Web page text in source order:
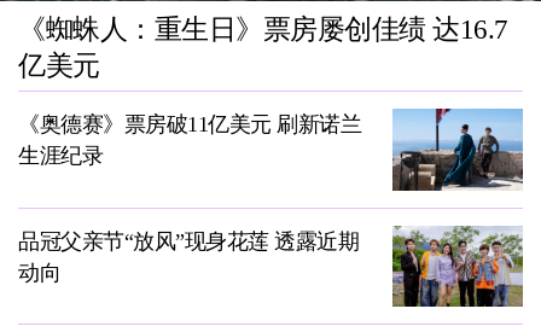
《蜘蛛人：重生日》票房屡创佳绩 达16.7
亿美元
《奥德赛》票房破11亿美元 刷新诺兰
生涯纪录
品冠父亲节“放风”现身花莲 透露近期
动向